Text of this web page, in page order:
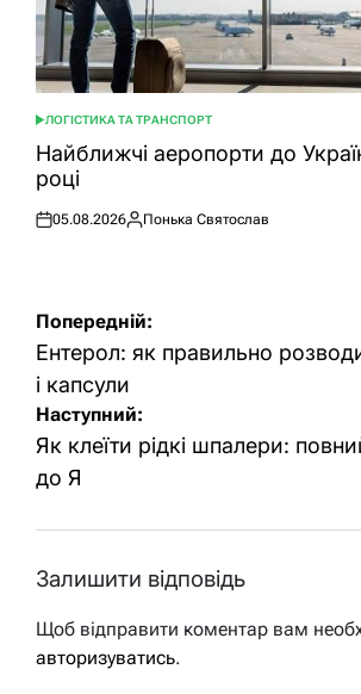
ОПУБЛІКУВАТИ
У
ЛОГІСТИКА ТА ТРАНСПОРТ
Найближчі аеропорти до
році
Оприлюднено
05.08.2026
Опубліковано
Понька Святослав
Навігація
записів
Попередній:
Ентерол: як правильно
і капсули
Наступний:
Як клеїти рідкі шпалери:
до Я
Залишити відповідь
Щоб відправити коментар вам
авторизуватись.